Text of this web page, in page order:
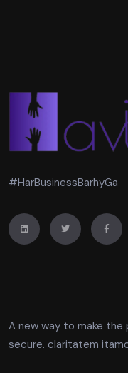
#HarBusinessBarhyGa
A new way to make the
secure. claritatem